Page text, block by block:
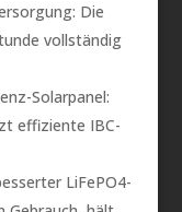
Die
vollständig
Solarpanel:
effiziente IBC-
LiFePO4-